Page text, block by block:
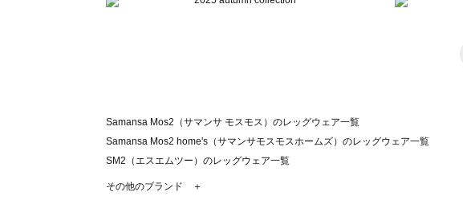
Samansa Mos2（サマンサ モスモス）のレッグウェア一覧
Samansa Mos2 home's（サマンサモスモスホームズ）のレッグウェア一覧
SM2（エスエムツー）のレッグウェア一覧
TSUHARU by Samansa Mos2（ツハルバイサマンサモスモス）のレッグウェア一覧
その他のブランド ＋